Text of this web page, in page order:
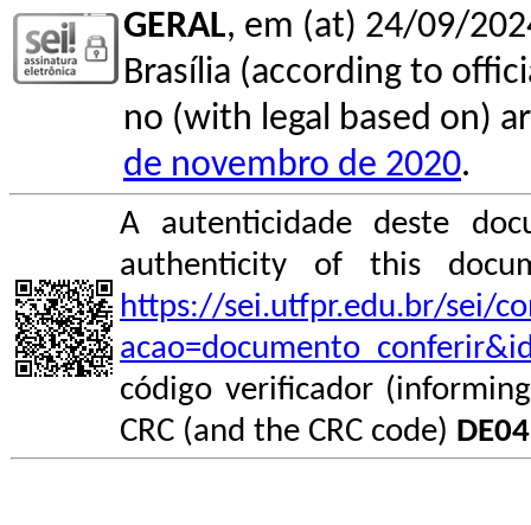
GERAL, em (at) 24/09/
Brasília (according to
no (with legal based on)
de novembro de 2020.
A autenticidade deste
authenticity of this
https://sei.utfpr.edu.br/sei/
código verificador
CRC (and the CRC code)